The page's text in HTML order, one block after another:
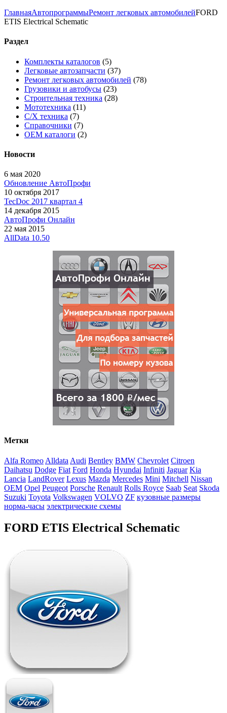
ГлавнаяАвтопрограммыРемонт легковых автомобилейFORD
ETIS Electrical Schematic
Раздел
Комплекты каталогов (5)
Легковые автозапчасти (37)
Ремонт легковых автомобилей (78)
Грузовики и автобусы (23)
Строительная техника (28)
Мототехника (11)
С/Х техника (7)
Справочники (7)
OEM каталоги (2)
Новости
6 мая 2020
Обновление АвтоПрофи
10 октября 2017
TecDoc 2017 квартал 4
14 декабря 2015
АвтоПрофи Онлайн
22 мая 2015
AllData 10.50
Метки
Alfa Romeo Alldata Audi Bentley BMW Chevrolet Citroen
Daihatsu Dodge Fiat Ford Honda Hyundai Infiniti Jaguar Kia
Lancia LandRover Lexus Mazda Mercedes Mini Mitchell Nissan
OEM Opel Peugeot Porsche Renault Rolls Royce Saab Seat Skoda
Suzuki Toyota Volkswagen VOLVO ZF кузовные размеры
норма-часы электрические схемы
FORD ETIS Electrical Schematic